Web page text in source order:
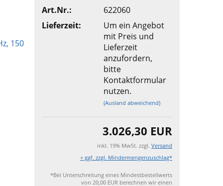
Art.Nr.:
622060
Lieferzeit:
Um ein Angebot
mit Preis und
Lieferzeit
anzufordern,
bitte
Kontaktformular
nutzen.
(Ausland abweichend)
3.026,30 EUR
inkl. 19% MwSt. zzgl. Versand
+ ggf. zzgl. Mindermengenzuschlag*
*Bei Unterschreitung eines Mindestbestellwerts
von 20,00 EUR berechnen wir einen